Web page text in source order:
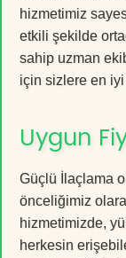
hizmetimiz
etkili şekilde
sahip uzman
için sizlere en
Uygun
Güçlü İlaçlama
önceliğimiz
hizmetimizde,
herkesin